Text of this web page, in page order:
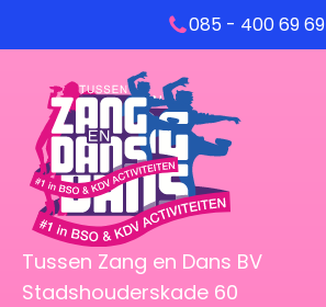
085 - 400 69 69
Tussen Zang en Dans BV
Stadshouderskade 60